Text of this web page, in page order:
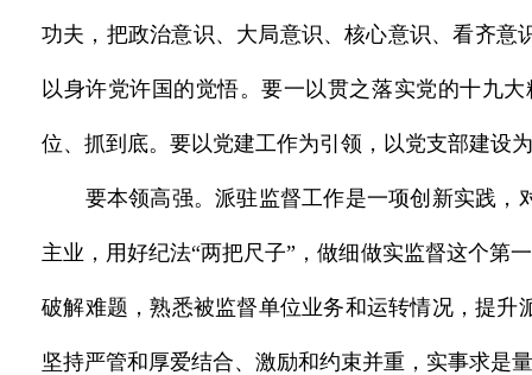
功夫，把政治意识、大局意识、核心意识、看齐
以身许党许国的觉悟。要一以贯之落实党的十九
位、抓到底。要以党建工作为引领，以党支部建设
要本领高强。派驻监督工作是一项创新实践，
主业，用好纪法“两把尺子”，做细做实监督这个第
破解难题，熟悉被监督单位业务和运转情况，提
坚持严管和厚爱结合、激励和约束并重，实事求是